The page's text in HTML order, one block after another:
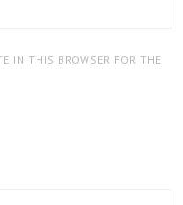
IN THIS BROWSER FOR THE